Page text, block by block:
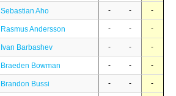
Sebastian Aho - - -
Rasmus Andersson - - -
Ivan Barbashev - - -
Braeden Bowman - - -
Brandon Bussi - - -